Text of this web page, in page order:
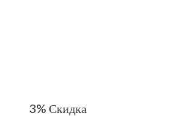
3% Скидка